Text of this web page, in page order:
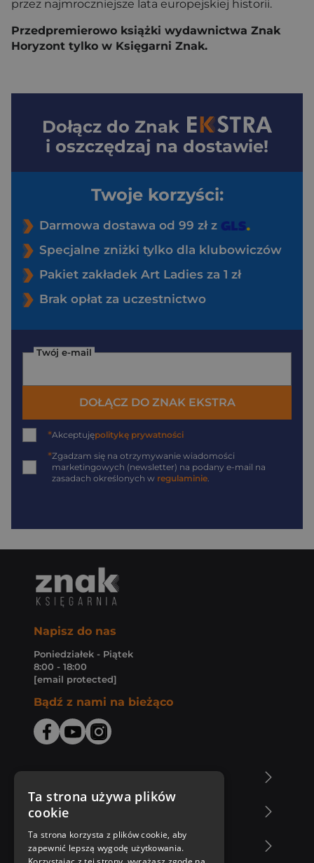
przez najmroczniejsze lata europejskiej historii.
Przedpremierowo książki wydawnictwa Znak
Horyzont tylko w Księgarni Znak.
Dołącz do Znak
i oszczędzaj na dostawie!
Twoje korzyści:
Darmowa dostawa od 99 zł z
Specjalne zniżki tylko dla klubowiczów
Pakiet zakładek Art Ladies za 1 zł
Brak opłat za uczestnictwo
Twój e-mail
DOŁĄCZ DO ZNAK EKSTRA
*Akceptujępolitykę prywatności
*Zgadzam się na otrzymywanie wiadomości
marketingowych (newsletter) na podany e-mail na
zasadach określonych w regulaminie.
Napisz do nas
Poniedziałek - Piątek
8:00 - 18:00
[email protected]
Bądź z nami na bieżąco
Zakupy u nas
Nasza oferta
Ta strona używa plików
cookie
Ta strona korzysta z plików cookie, aby
zapewnić lepszą wygodę użytkowania.